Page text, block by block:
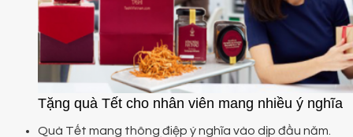
Tặng quà Tết cho nhân viên mang nhiều ý nghĩa
Quà Tết mang thông điệp ý nghĩa vào dịp đầu năm.